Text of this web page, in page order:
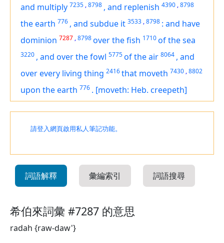
and multiply 7235 ,8798 , and replenish 4390 ,8798
the earth 776 , and subdue it 3533 ,8798 : and have
dominion 7287 ,8798over the fish 1710of the sea
3220 , and over the fowl 5775of the air 8064 , and
over every living thing 2416that moveth 7430 ,8802
upon the earth 776 . [moveth: Heb. creepeth]
請登入網頁啟用私人筆記功能。
詞語解釋 彙編索引 詞語搜尋
希伯來詞彙 #7287 的意思
radah {raw-daw'}